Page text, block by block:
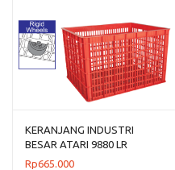
KERANJANG INDUSTRI
BESAR ATARI 9880 LR
UKURAN 100x80x63,6 CM
Rp665.000